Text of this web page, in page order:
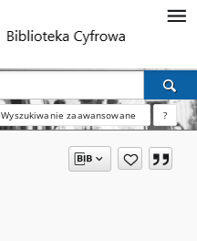
Wyszukiwanie zaawansowane ?